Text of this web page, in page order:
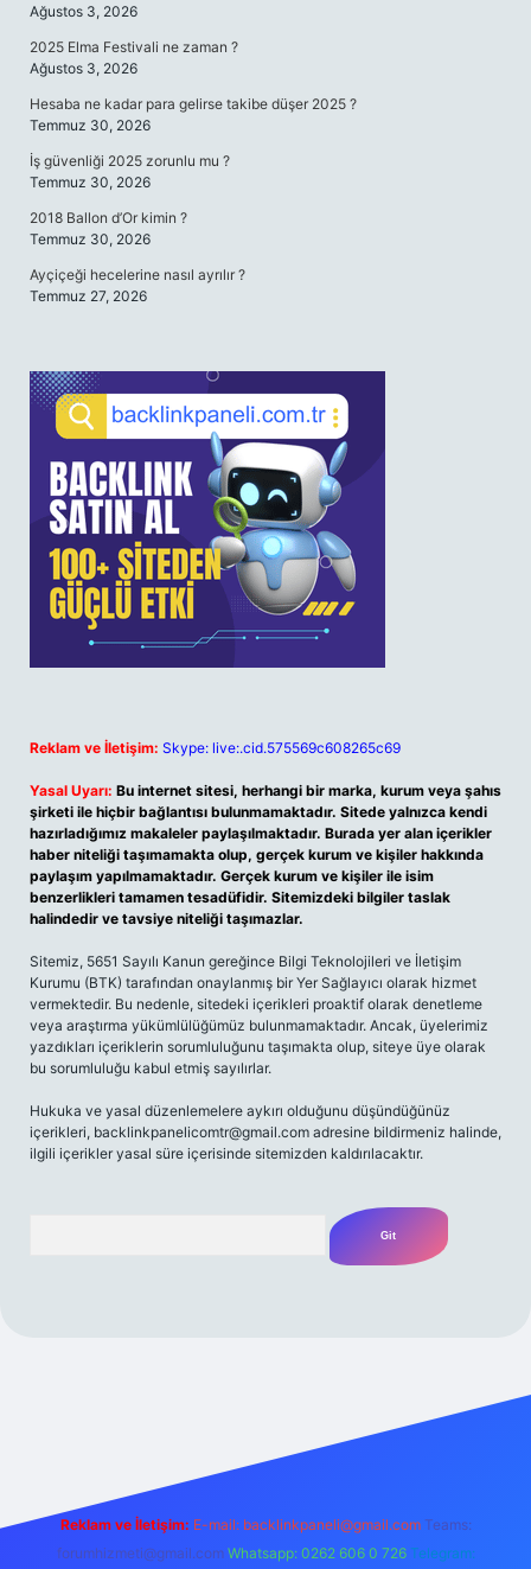
Ağustos 3, 2026
2025 Elma Festivali ne zaman ?
Ağustos 3, 2026
Hesaba ne kadar para gelirse takibe düşer 2025 ?
Temmuz 30, 2026
İş güvenliği 2025 zorunlu mu ?
Temmuz 30, 2026
2018 Ballon d’Or kimin ?
Temmuz 30, 2026
Ayçiçeği hecelerine nasıl ayrılır ?
Temmuz 27, 2026
Reklam ve İletişim: Skype: live:.cid.575569c608265c69
Yasal Uyarı: Bu internet sitesi, herhangi bir marka, kurum veya şahıs
şirketi ile hiçbir bağlantısı bulunmamaktadır. Sitede yalnızca kendi
hazırladığımız makaleler paylaşılmaktadır. Burada yer alan içerikler
haber niteliği taşımamakta olup, gerçek kurum ve kişiler hakkında
paylaşım yapılmamaktadır. Gerçek kurum ve kişiler ile isim
benzerlikleri tamamen tesadüfidir. Sitemizdeki bilgiler taslak
halindedir ve tavsiye niteliği taşımazlar.
Sitemiz, 5651 Sayılı Kanun gereğince Bilgi Teknolojileri ve İletişim
Kurumu (BTK) tarafından onaylanmış bir Yer Sağlayıcı olarak hizmet
vermektedir. Bu nedenle, sitedeki içerikleri proaktif olarak denetleme
veya araştırma yükümlülüğümüz bulunmamaktadır. Ancak, üyelerimiz
yazdıkları içeriklerin sorumluluğunu taşımakta olup, siteye üye olarak
bu sorumluluğu kabul etmiş sayılırlar.
Hukuka ve yasal düzenlemelere aykırı olduğunu düşündüğünüz
içerikleri, backlinkpanelicomtr@gmail.com adresine bildirmeniz halinde,
ilgili içerikler yasal süre içerisinde sitemizden kaldırılacaktır.
Reklam ve İletişim: E-mail: backlinkpaneli@gmail.com Teams:
forumhizmeti@gmail.com Whatsapp: 0262 606 0 726 Telegram: